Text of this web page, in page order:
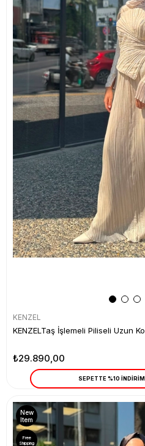
KENZEL
KENZELTaş İşlemeli Piliseli Uzun
₺29.890,00
SEPETTE %10 İNDİRİM
New
Item
Free
Shipping